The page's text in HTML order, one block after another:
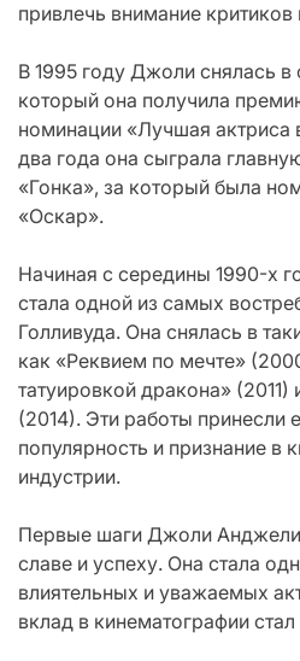
привлечь внимание критиков
В 1995 году Джоли снялась
который она получила
номинации «Лучшая актриса
два года она сыграла
«Гонка», за который была
«Оскар».
Начиная с середины 1990-х
стала одной из самых
Голливуда. Она снялась в
как «Реквием по мечте»
татуировкой дракона»
(2014). Эти работы
популярность и признание в
индустрии.
Первые шаги Джоли
славе и успеху. Она стала
влиятельных и уважаемых
вклад в кинематографии